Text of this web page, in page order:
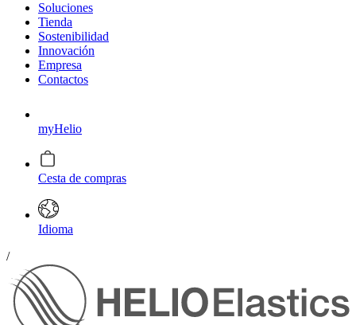
Soluciones
Tienda
Sostenibilidad
Innovación
Empresa
Contactos
myHelio
Cesta de compras
Idioma
/